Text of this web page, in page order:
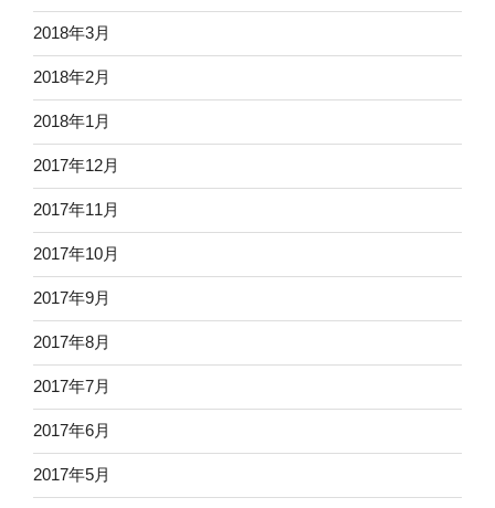
2018年3月
2018年2月
2018年1月
2017年12月
2017年11月
2017年10月
2017年9月
2017年8月
2017年7月
2017年6月
2017年5月